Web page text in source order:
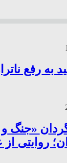
به رفع
«جنگ و
روایتی